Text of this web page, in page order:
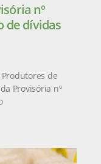
nº
de dívidas
Produtores de
Provisória nº